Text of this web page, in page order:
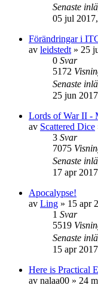
Senaste
05 jul
Förändringar i
av leidstedt » 25
0 Svar
5172
Senaste
25 jun
Lords of War II -
av Scattered Dice
3 Svar
7075
Senaste
17 apr
Apocalypse!
av Ling » 15 apr
1 Svar
5519
Senaste
15 apr
Here is Practical
av nalaa00 » 24